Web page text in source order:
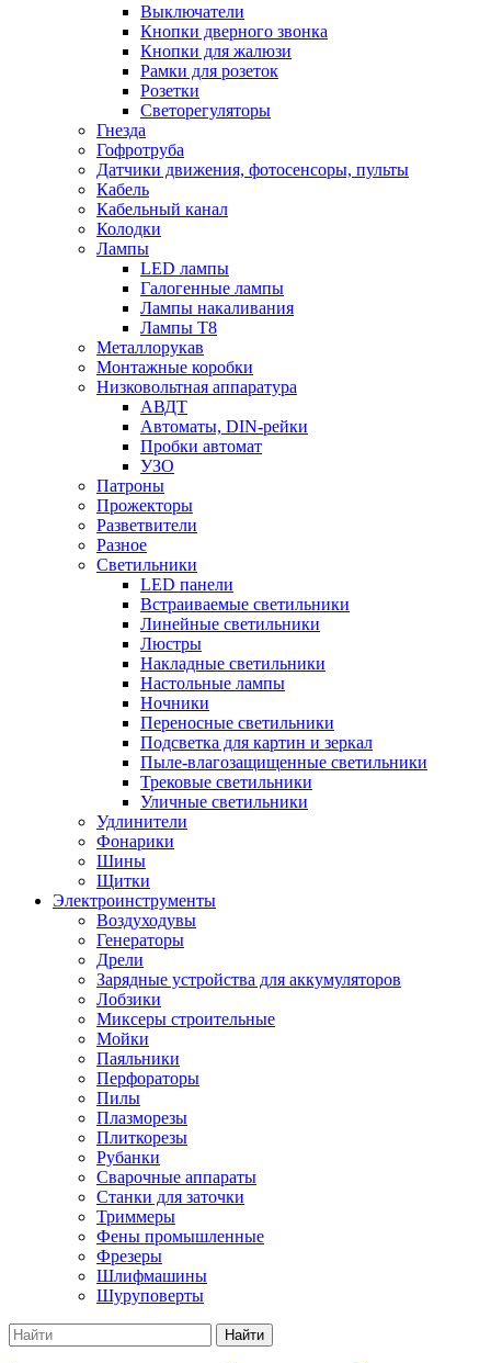
Выключатели
Кнопки дверного звонка
Кнопки для жалюзи
Рамки для розеток
Розетки
Светорегуляторы
Гнезда
Гофротруба
Датчики движения, фотосенсоры, пульты
Кабель
Кабельный канал
Колодки
Лампы
LED лампы
Галогенные лампы
Лампы накаливания
Лампы Т8
Металлорукав
Монтажные коробки
Низковольтная аппаратура
АВДТ
Автоматы, DIN-рейки
Пробки автомат
УЗО
Патроны
Прожекторы
Разветвители
Разное
Светильники
LED панели
Встраиваемые светильники
Линейные светильники
Люстры
Накладные светильники
Настольные лампы
Ночники
Переносные светильники
Подсветка для картин и зеркал
Пыле-влагозащищенные светильники
Трековые светильники
Уличные светильники
Удлинители
Фонарики
Шины
Щитки
Электроинструменты
Воздуходувы
Генераторы
Дрели
Зарядные устройства для аккумуляторов
Лобзики
Миксеры строительные
Мойки
Паяльники
Перфораторы
Пилы
Плазморезы
Плиткорезы
Рубанки
Сварочные аппараты
Станки для заточки
Триммеры
Фены промышленные
Фрезеры
Шлифмашины
Шуруповерты
Найти